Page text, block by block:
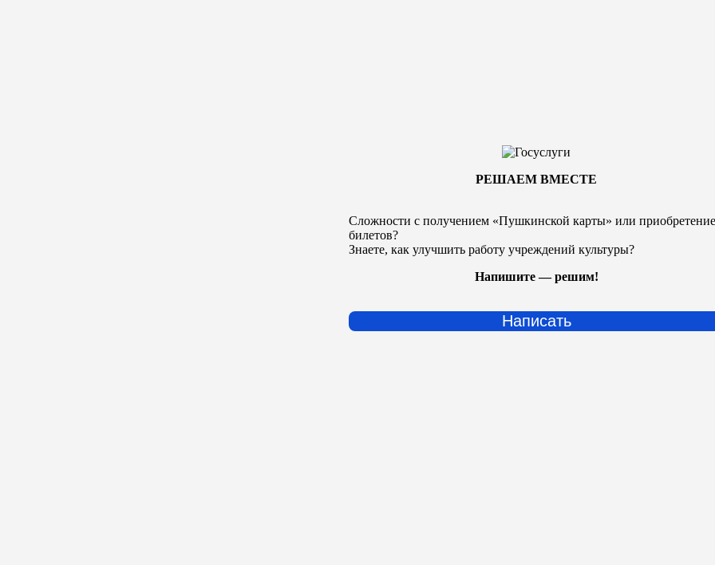
РЕШАЕМ ВМЕСТЕ
Сложности с получением «Пушкинской карты» или
билетов?
Знаете, как улучшить работу учреждений культуры?
Напишите — решим!
Написать